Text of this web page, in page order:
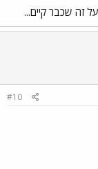
זה שכבר קיים...
#10